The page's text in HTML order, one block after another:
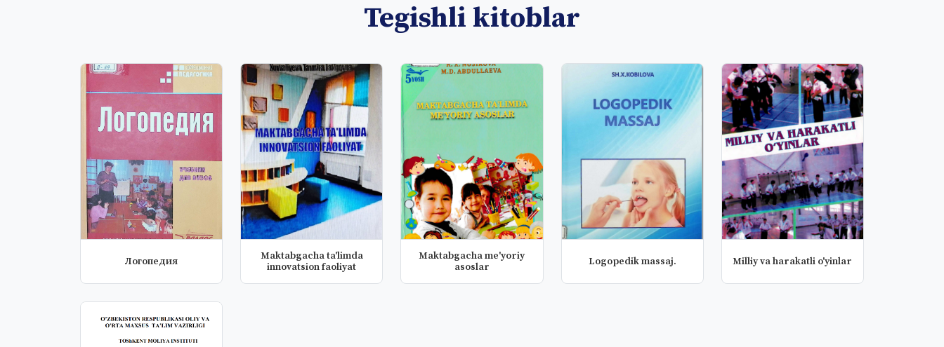
Tegishli kitoblar
Логопедия
Maktabgacha ta'limda
innovatsion faoliyat
Maktabgacha me'yoriy
asoslar
Logopedik massaj. Milliy va harakatli o'yinlar